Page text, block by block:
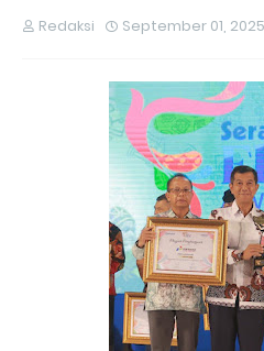
Redaksi September 01, 2025